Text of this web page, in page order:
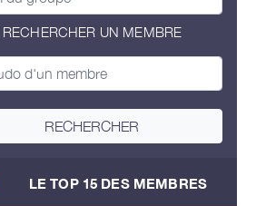
RECHERCHER UN MEMBRE
RECHERCHER
LE TOP 15 DES MEMBRES